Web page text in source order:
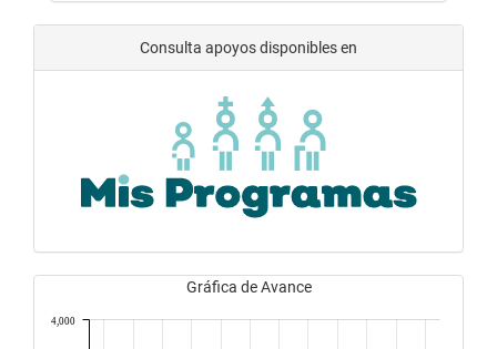
Consulta apoyos disponibles en
Gráfica de Avance
4,000